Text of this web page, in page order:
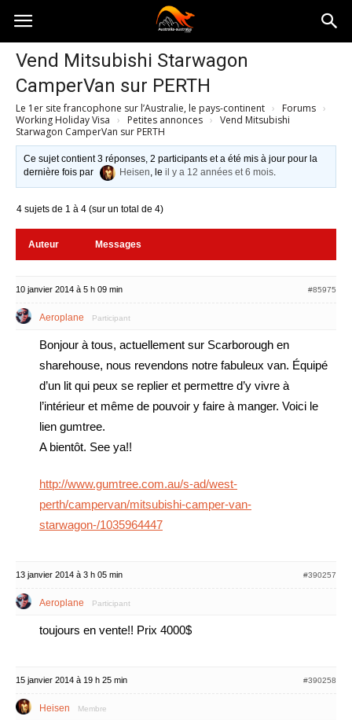
Australia-
australie.com
Vend Mitsubishi Starwagon
CamperVan sur PERTH
Le 1er site francophone sur l’Australie, le pays-continent › Forums ›
Working Holiday Visa › Petites annonces › Vend Mitsubishi
Starwagon CamperVan sur PERTH
Ce sujet contient 3 réponses, 2 participants et a été mis à jour pour la
dernière fois par
Heisen, leil y a 12 années et 6 mois.
4 sujets de 1 à 4 (sur un total de 4)
Auteur Messages
10 janvier 2014 à 5 h 09 min #85975
Aeroplane Participant
Bonjour à tous, actuellement sur Scarborough en
sharehouse, nous revendons notre fabuleux van. Équipé
d’un lit qui peux se replier et permettre d’y vivre à
l’intérieur et même de pouvoir y faire à manger. Voici le
lien gumtree.
A bientôt. See ya!!
http://www.gumtree.com.au/s-ad/west-
perth/campervan/mitsubishi-camper-van-
starwagon-/1035964447
13 janvier 2014 à 3 h 05 min #390257
Aeroplane Participant
toujours en vente!! Prix 4000$
15 janvier 2014 à 19 h 25 min #390258
Heisen Membre